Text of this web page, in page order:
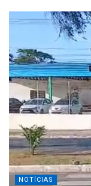
NOTÍCIAS